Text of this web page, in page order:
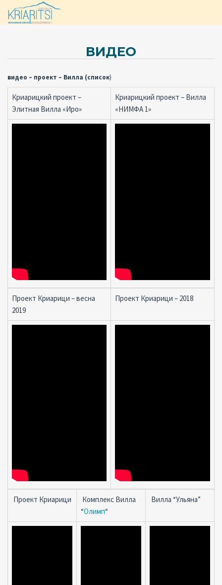
ВИДЕО
видео – проект – Вилла (список)
Криарицкий проект –
Элитная Вилла «Иро»
Криарицкий проект – Вилла
«НИМФА 1»
Проект Криарици – весна
2019
Проект Криарици – 2018
Проект Криарици
Комплекс Вилла
“Олимп“
Вилла “Ульяна”